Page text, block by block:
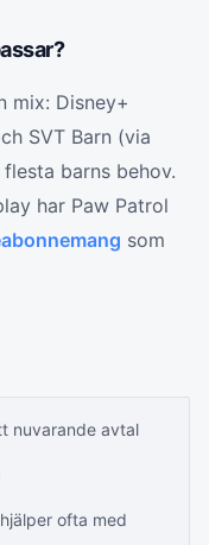
mix: Disney+
SVT Barn (via
barns behov.
har Paw Patrol
som
nuvarande avtal
ofta med